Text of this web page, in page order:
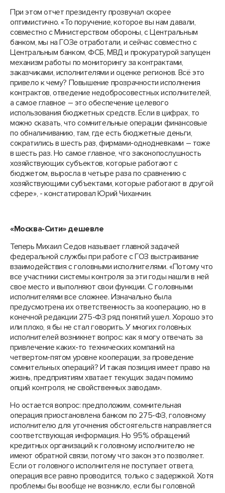
При этом отчет президенту прозвучал скорее
оптимистично. «То поручение, которое вы нам давали,
совместно с Министерством обороны, с Центральным
банком, мы на ГОЗе отработали, и сейчас совместно с
Центральным банком, ФСБ, МВД и прокуратурой запущен
механизм работы по мониторингу за контрактами,
заказчиками, исполнителями и оценке регионов. Всё это
привело к чему? Повышение прозрачности исполнения
контрактов, отведение недобросовестных исполнителей,
а самое главное – это обеспечение целевого
использования бюджетных средств. Если в цифрах, то
можно сказать, что сомнительные операции финансовые
по обналичиванию, там, где есть бюджетные деньги,
сократились в шесть раз, фирмами-однодневками – тоже
в шесть раз. Но самое главное, что законопослушность
хозяйствующих субъектов, которые работают с
бюджетом, выросла в четыре раза по сравнению с
хозяйствующими субъектами, которые работают в другой
сфере», - констатировал Юрий Чиханчин.
«Москва-Сити» дешевле
Теперь Михаил Седов называет главной задачей
федеральной службы при работе с ГОЗ выстраивание
взаимодействия с головными исполнителями. «Потому что
все участники системы контроля за эти годы нашли в ней
свое место и выполняют свои функции. С головными
исполнителями все сложнее. Изначально была
предусмотрена их ответственность за кооперацию, но в
конечной редакции 275-ФЗ ряд понятий ушел. Хорошо это
или плохо, я бы не стал говорить. У многих головных
исполнителей возникнет вопрос: как я могу отвечать за
привлечение каких-то технических компаний на
четвертом-пятом уровне кооперации, за проведение
сомнительных операций? И такая позиция имеет право на
жизнь, предприятиям хватает текущих задач помимо
опций контроля, не свойственных заводам».
Но остается вопрос: предположим, сомнительная
операция приостановлена банком по 275-ФЗ, головному
исполнителю для уточнения обстоятельств направляется
соответствующая информация. Но 95% обращений
кредитных организаций к головному исполнителю не
имеют обратной связи, потому что закон это позволяет.
Если от головного исполнителя не поступает ответа,
операция все равно проводится, только с задержкой. Хотя
проблемы бы вообще не возникло, если бы головной